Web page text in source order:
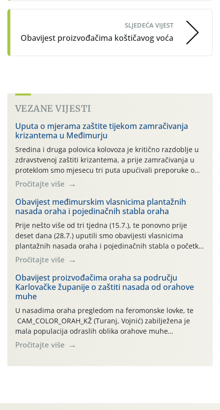
SLJEDEĆA VIJEST
Obavijest proizvođačima koštičavog voća
VEZANE VIJESTI
Uputa o mjerama zaštite tijekom zamračivanja
krizantema u Međimurju
Sredina i druga polovica kolovoza je kritično razdoblje u
zdravstvenoj zaštiti krizantema, a prije zamračivanja u
proteklom smo mjesecu tri puta upućivali preporuke o
preventivnim mjerama zaštite krizantema od najčešćih
uzročnika bolesti, štetnika i fito-fagnih grinja (23.7., 14.7.,
06.7.)! Na početku ovog mjeseca je zabilježeno je
povijesno i ekstremno vruće meteorološko razdoblje, uz
najviše temperature […]
Pročitajte više
Obavijest međimurskim vlasnicima plantažnih
nasada oraha i pojedinačnih stabla oraha
Prije nešto više od tri tjedna (15.7.), te ponovno prije
deset dana (28.7.) uputili smo obavijesti vlasnicima
plantažnih nasada oraha i pojedinačnih stabla o početku
leta i ovogodišnjoj potrebi usmjerenog suzbijanja
orahove muhe (Rhagoletis completa)! Već dvanaest dana
traje drugi ovogodišnji “toplinski udar”, koji naročito
izražen zadnja šest dana (31.7.-05.8.), jer najviše
temperature zraka svakodnevno […]
Pročitajte više
Obavijest proizvođačima oraha sa području
Karlovačke županije o zaštiti nasada od orahove
muhe
U nasadima oraha pregledom na feromonske lovke, te
CAM_COLOR_ORAH_KŽ (Turanj, Vojnić) zabilježena je
mala populacija odraslih oblika orahove muhe
(Rhagoletis completa). Niska brojnost može se objasniti
činjenicom da je riječ o mladim nasadima s vrlo malim
Pročitajte više